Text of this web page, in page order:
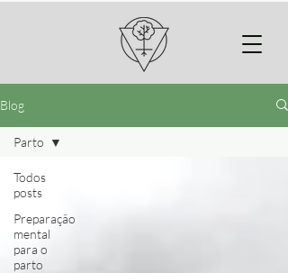
Blog
Todos
posts
Preparação
mental
para o
parto
Parto